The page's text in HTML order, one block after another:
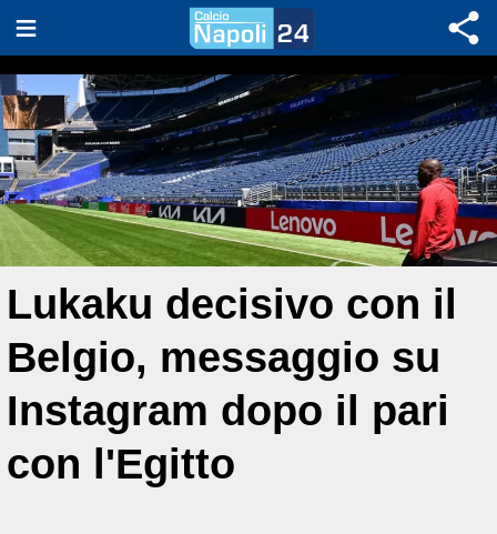
Lukaku decisivo con il
Belgio, messaggio su
Instagram dopo il pari
con l'Egitto